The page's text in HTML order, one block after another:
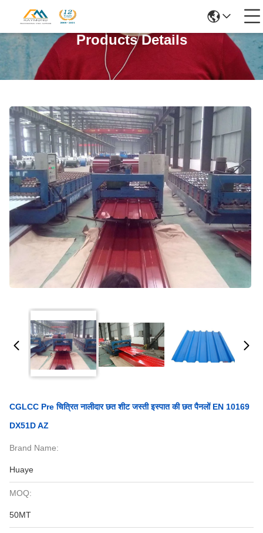
Products Details
CGLCC Pre चित्रित नालीदार छत शीट जस्ती इस्पात की छत पैनलों EN 10169
DX51D AZ
Brand Name:
Huaye
MOQ:
50MT